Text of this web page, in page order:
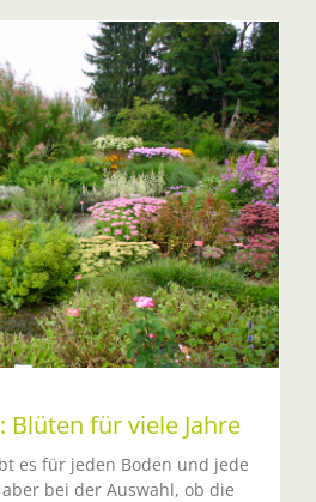
Blüten für viele Jahre
es für jeden Boden und jede
aber bei der Auswahl, ob die